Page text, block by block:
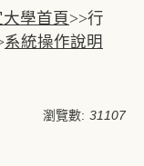
學首頁>>行
系統操作說明
瀏覽數: 31107